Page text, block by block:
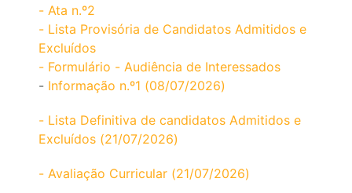
- Ata n.º2
- Lista Provisória de Candidatos Admitidos e
Excluídos
- Formulário - Audiência de Interessados
- Informação n.º1 (08/07/2026)
- Lista Definitiva de candidatos Admitidos e
Excluídos (21/07/2026)
- Avaliação Curricular (21/07/2026)